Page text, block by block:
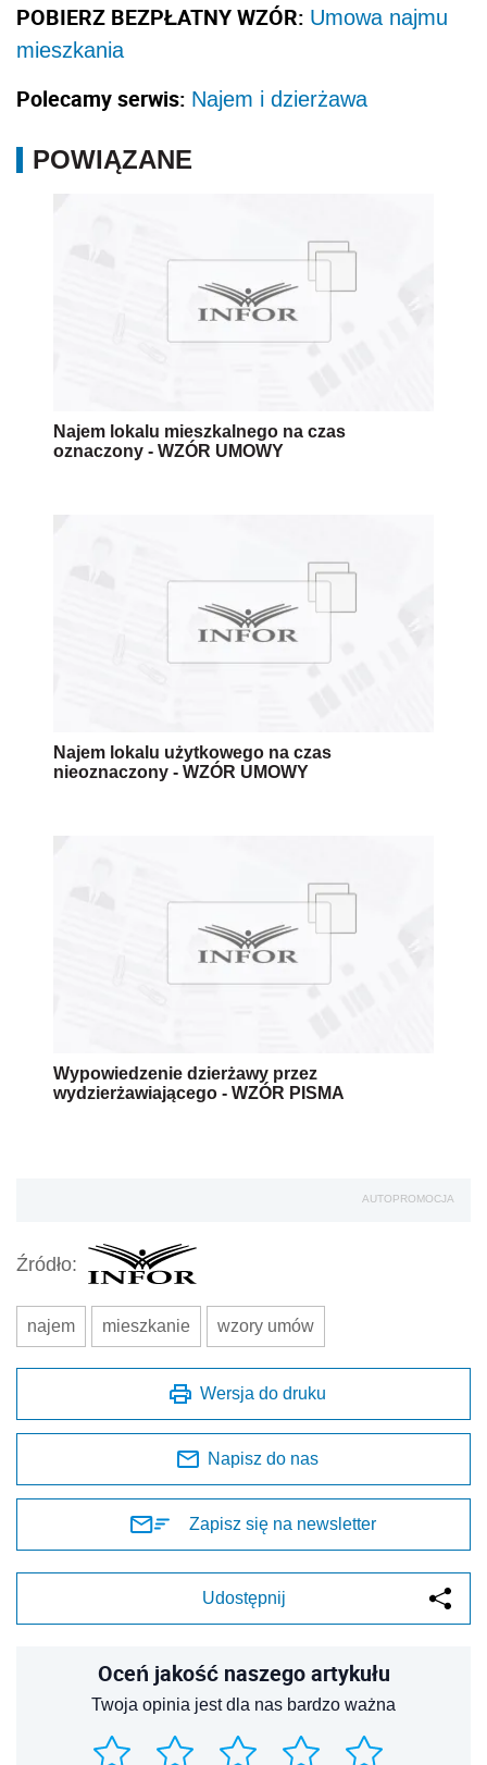
POBIERZ BEZPŁATNY WZÓR: Umowa najmu
mieszkania
Polecamy serwis: Najem i dzierżawa
POWIĄZANE
Najem lokalu mieszkalnego na czas
oznaczony - WZÓR UMOWY
Najem lokalu użytkowego na czas
nieoznaczony - WZÓR UMOWY
Wypowiedzenie dzierżawy przez
wydzierżawiającego - WZÓR PISMA
AUTOPROMOCJA
Źródło:
najem mieszkanie wzory umów
Wersja do druku
Napisz do nas
Zapisz się na newsletter
Udostępnij
Oceń jakość naszego artykułu
Twoja opinia jest dla nas bardzo ważna